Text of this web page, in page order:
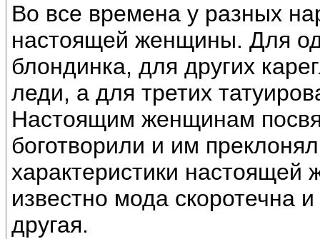
Во все времена у разных
настоящей женщины. Для
блондинка, для других
леди, а для третих
Настоящим женщинам
боготворили и им
характеристики
известно мода скоротечна
другая.